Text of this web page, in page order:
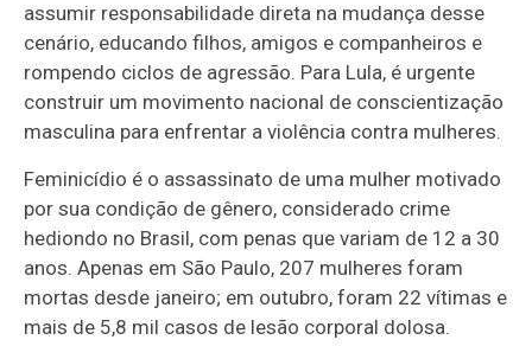
assumir responsabilidade direta na mudança desse
cenário, educando filhos, amigos e companheiros e
rompendo ciclos de agressão. Para Lula, é urgente
construir um movimento nacional de conscientização
masculina para enfrentar a violência contra mulheres.
Feminicídio é o assassinato de uma mulher motivado
por sua condição de gênero, considerado crime
hediondo no Brasil, com penas que variam de 12 a 30
anos. Apenas em São Paulo, 207 mulheres foram
mortas desde janeiro; em outubro, foram 22 vítimas e
mais de 5,8 mil casos de lesão corporal dolosa.